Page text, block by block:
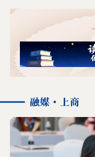
融媒·上商